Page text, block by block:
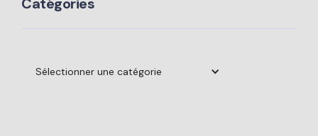
Sélectionner une catégorie